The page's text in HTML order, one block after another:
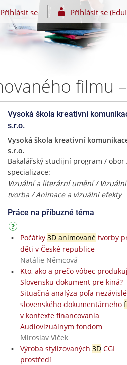
Přihlásit se Přihlásit se
Vysoká škola kreativní
s.r.o.
Vysoká škola kreativní
s.r.o.
Bakalářský studijní program / obor
specializace:
Vizuální a literární umění / Vizuální
tvorba / Animace a vizuální efekty
Práce na příbuzné téma
Počátky 3D animovanétvorby
děti v České republice
Natálie Němcová
Kto, ako a prečo vôbec
Slovensku dokument pre kiná?
Situačná analýza poľa
slovenského dokumentárneho
v kontexte financovania
Audiovizuálnym fondom
Miroslav Vlček
Výroba stylizovaných 3DCGI
prostředí